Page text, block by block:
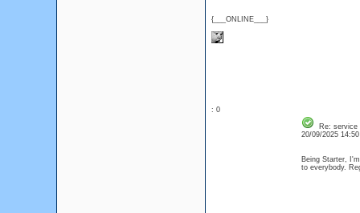
{___ONLINE___}
: 0
Re: service
20/09/2025
Being Starter,
to everybody.